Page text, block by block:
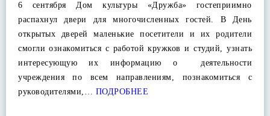
6 сентября Дом культуры «Дружба» гостеприимно
распахнул двери для многочисленных гостей. В День
открытых дверей маленькие посетители и их родители
смогли ознакомиться с работой кружков и студий, узнать
интересующую их информацию о деятельности
учреждения по всем направлениям, познакомиться с
руководителями,… ПОДРОБНЕЕ